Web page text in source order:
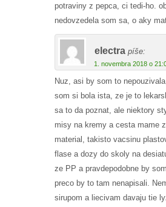
potraviny z pepca, ci tedi-ho.
nedovzedela som sa, o aky
electra píše:
1. novembra 2018 o
Nuz, asi by som to
som si bola ista, ze je to
sa to da poznat, ale niektory
misy na kremy a cesta mame
material, takisto vacsinu
flase a dozy do skoly na
ze PP a pravdepodobne by
preco by to tam nenapisali.
sirupom a liecivam davaju tie